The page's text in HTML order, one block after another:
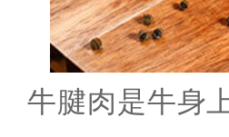
牛腱肉是牛身